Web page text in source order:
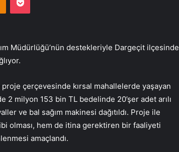
Müdürlüğü’nün destekleriyle Dargeçit ilçesinde
proje çerçevesinde kırsal mahallelerde yaşayan
milyon 153 bin TL bedelinde 20’şer adet arılı
ve bal sağım makinesi dağıtıldı. Proje ile
olması, hem de itina gerektiren bir faaliyeti
amaçlandı.